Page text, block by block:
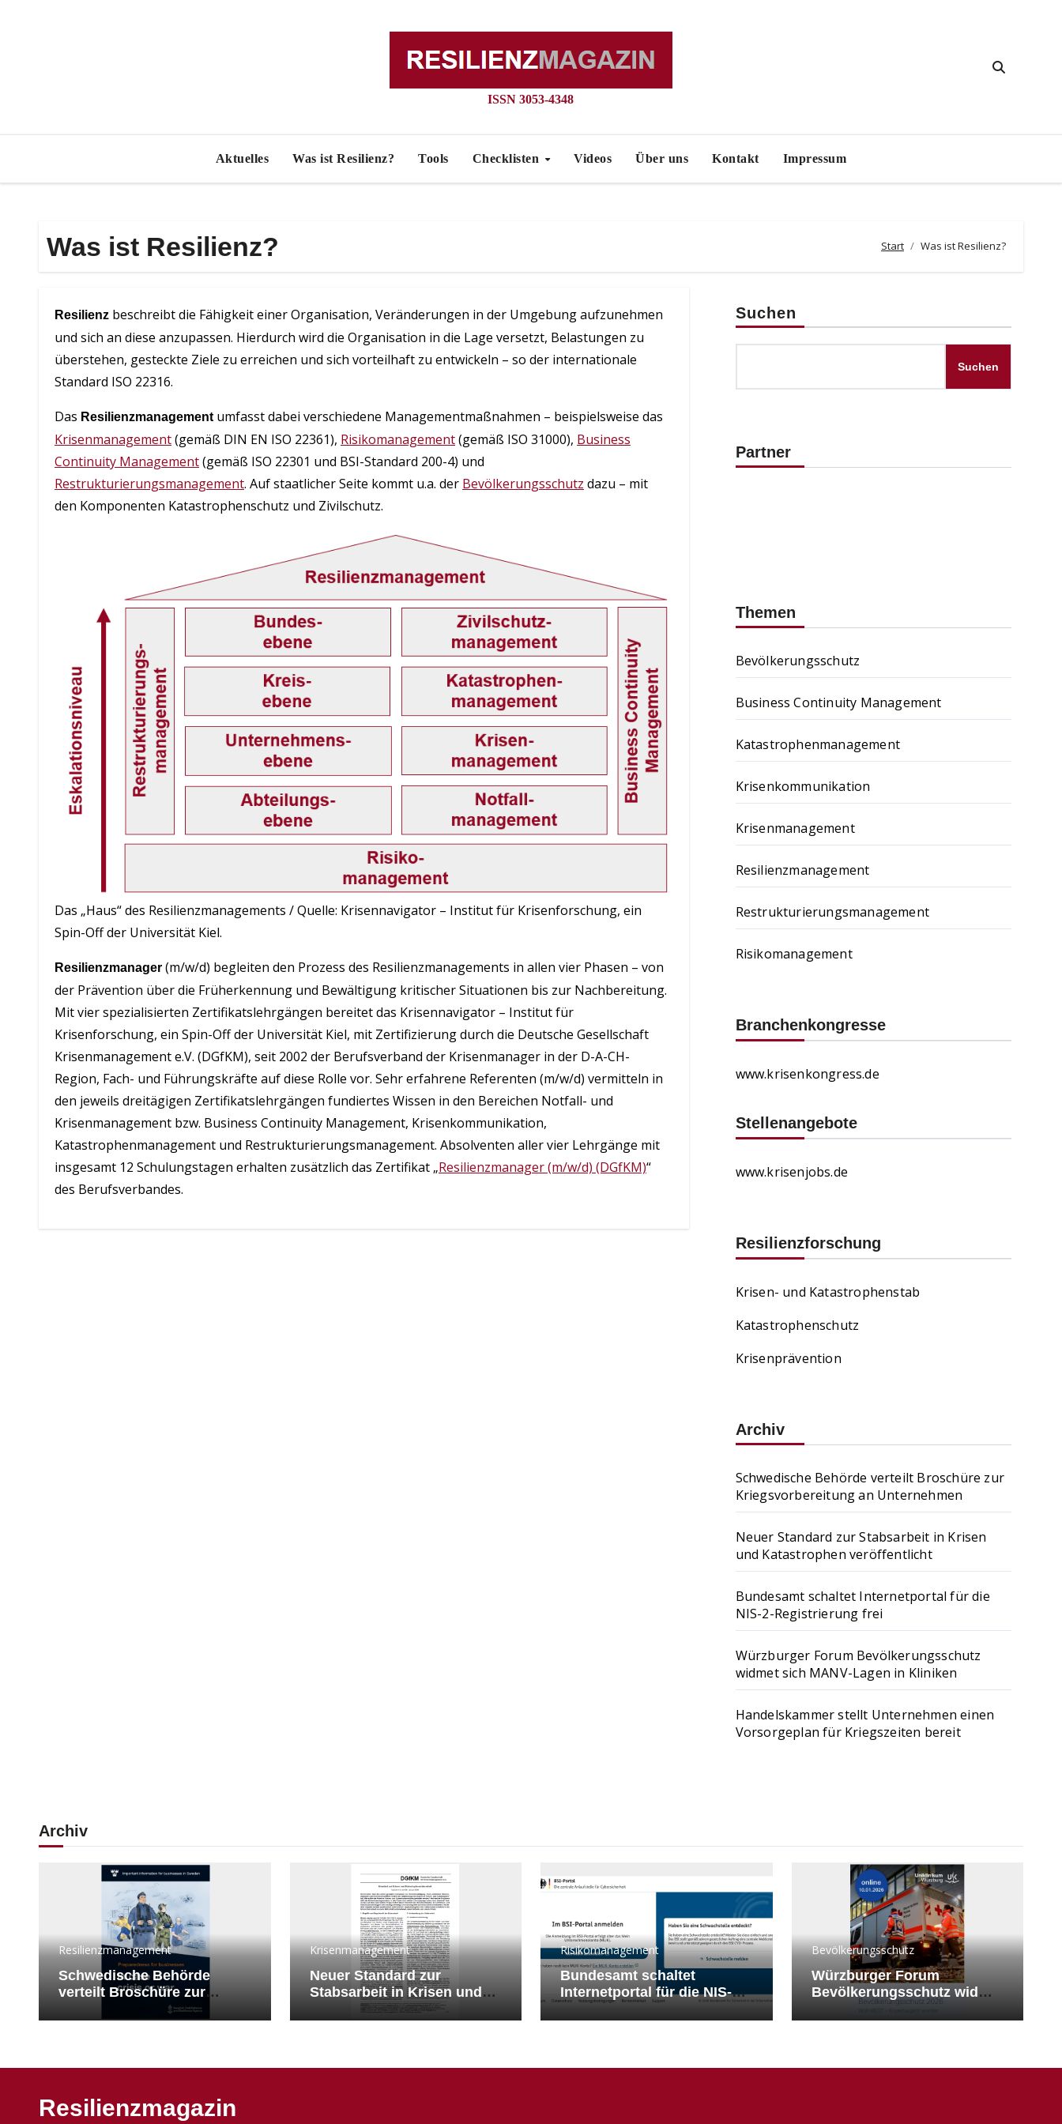
ISSN 3053-4348
Aktuelles Was ist Resilienz? Tools Checklisten Videos Über uns Kontakt Impressum
Was ist Resilienz? Start Was ist Resilienz?
Resilienz beschreibt die Fähigkeit einer Organisation, Veränderungen in der Umgebung aufzunehmen
und sich an diese anzupassen. Hierdurch wird die Organisation in die Lage versetzt, Belastungen zu
überstehen, gesteckte Ziele zu erreichen und sich vorteilhaft zu entwickeln – so der internationale
Standard ISO 22316.
Das Resilienzmanagement umfasst dabei verschiedene Managementmaßnahmen – beispielsweise das
Krisenmanagement(gemäß DIN EN ISO 22361), Risikomanagement(gemäß ISO 31000), Business
Continuity Management(gemäß ISO 22301 und BSI-Standard 200-4) und
Restrukturierungsmanagement. Auf staatlicher Seite kommt u.a. der Bevölkerungsschutz dazu – mit
den Komponenten Katastrophenschutz und Zivilschutz.
Das „Haus“ des Resilienzmanagements / Quelle: Krisennavigator – Institut für Krisenforschung, ein
Spin-Off der Universität Kiel.
Resilienzmanager (m/w/d) begleiten den Prozess des Resilienzmanagements in allen vier Phasen – von
der Prävention über die Früherkennung und Bewältigung kritischer Situationen bis zur Nachbereitung.
Mit vier spezialisierten Zertifikatslehrgängen bereitet das Krisennavigator – Institut für
Krisenforschung, ein Spin-Off der Universität Kiel, mit Zertifizierung durch die Deutsche Gesellschaft
Krisenmanagement e.V. (DGfKM), seit 2002 der Berufsverband der Krisenmanager in der D-A-CH-
Region, Fach- und Führungskräfte auf diese Rolle vor. Sehr erfahrene Referenten (m/w/d) vermitteln in
den jeweils dreitägigen Zertifikatslehrgängen fundiertes Wissen in den Bereichen Notfall- und
Krisenmanagement bzw. Business Continuity Management, Krisenkommunikation,
Katastrophenmanagement und Restrukturierungsmanagement. Absolventen aller vier Lehrgänge mit
insgesamt 12 Schulungstagen erhalten zusätzlich das Zertifikat „Resilienzmanager (m/w/d) (DGfKM)“
des Berufsverbandes.
Suchen
Suchen
Partner
Themen
Bevölkerungsschutz
Business Continuity Management
Katastrophenmanagement
Krisenkommunikation
Krisenmanagement
Resilienzmanagement
Restrukturierungsmanagement
Risikomanagement
Branchenkongresse
www.krisenkongress.de
Stellenangebote
www.krisenjobs.de
Resilienzforschung
Krisen- und Katastrophenstab
Katastrophenschutz
Krisenprävention
Archiv
Schwedische Behörde verteilt Broschüre zur
Kriegsvorbereitung an Unternehmen
Neuer Standard zur Stabsarbeit in Krisen
und Katastrophen veröffentlicht
Bundesamt schaltet Internetportal für die
NIS-2-Registrierung frei
Würzburger Forum Bevölkerungsschutz
widmet sich MANV-Lagen in Kliniken
Handelskammer stellt Unternehmen einen
Vorsorgeplan für Kriegszeiten bereit
Archiv
Resilienzmanagement
Schwedische Behörde
verteilt Broschüre zur
Kriegsvorbereitung an
Unternehmen
Krisenmanagement
Neuer Standard zur
Stabsarbeit in Krisen und
Katastrophen veröffentlicht
Risikomanagement
Bundesamt schaltet
Internetportal für die NIS-2-
Registrierung frei
Bevölkerungsschutz
Würzburger Forum
Bevölkerungsschutz widmet
sich MANV-Lagen in
Kliniken
Resilienzmagazin